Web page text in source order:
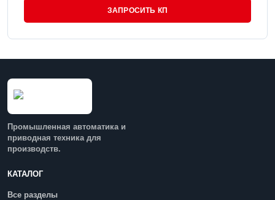
ЗАПРОСИТЬ КП
Промышленная автоматика и
приводная техника для
производств.
КАТАЛОГ
Все разделы